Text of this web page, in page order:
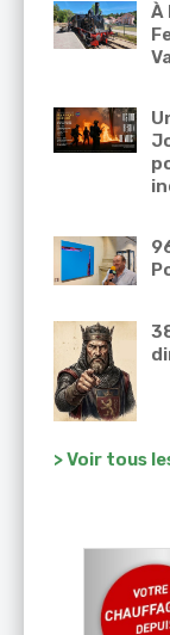
À
> Voir tous